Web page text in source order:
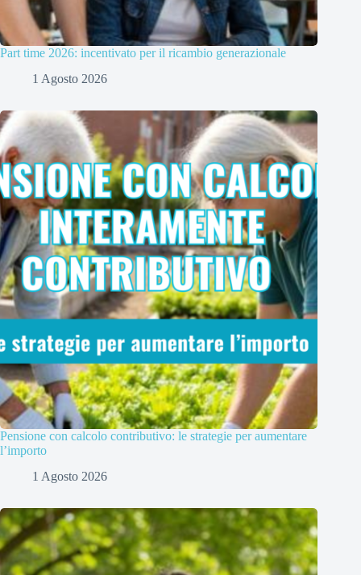
Part time 2026: incentivato per il ricambio generazionale
1 Agosto 2026
Pensione con calcolo contributivo: le strategie per aumentare
l’importo
1 Agosto 2026